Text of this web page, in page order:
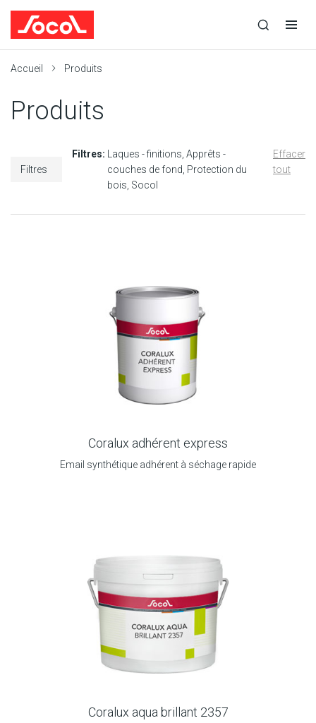
recherche
recherche
navigation
Accueil Produits
Produits
Filtres
Filtres: Laques - finitions Apprêts -
couches de fond Protection du
bois Socol
Effacer
tout
Coralux adhérent express
Email synthétique adhérent à séchage rapide
Coralux aqua brillant 2357